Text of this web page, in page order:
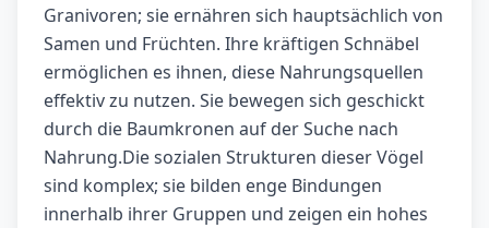
Granivoren; sie ernähren sich hauptsächlich von
Samen und Früchten. Ihre kräftigen Schnäbel
ermöglichen es ihnen, diese Nahrungsquellen
effektiv zu nutzen. Sie bewegen sich geschickt
durch die Baumkronen auf der Suche nach
Nahrung.Die sozialen Strukturen dieser Vögel
sind komplex; sie bilden enge Bindungen
innerhalb ihrer Gruppen und zeigen ein hohes